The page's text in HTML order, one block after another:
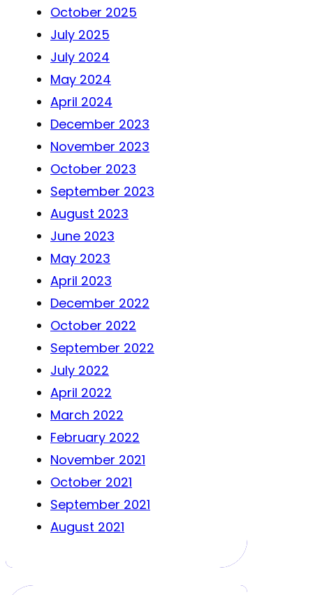
October 2025
July 2025
July 2024
May 2024
April 2024
December 2023
November 2023
October 2023
September 2023
August 2023
June 2023
May 2023
April 2023
December 2022
October 2022
September 2022
July 2022
April 2022
March 2022
February 2022
November 2021
October 2021
September 2021
August 2021